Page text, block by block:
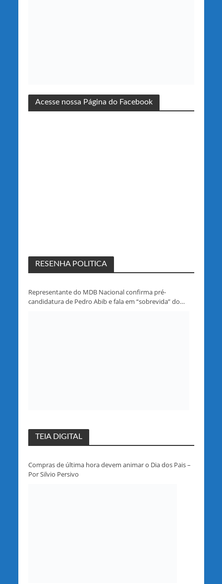
Acesse nossa Página do Facebook
RESENHA POLITICA
Representante do MDB Nacional confirma pré-
candidatura de Pedro Abib e fala em “sobrevida” do
TEIA DIGITAL
Compras de última hora devem animar o Dia dos Pais –
Por Silvio Persivo